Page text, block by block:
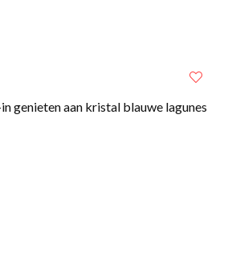
genieten aan kristal blauwe lagunes